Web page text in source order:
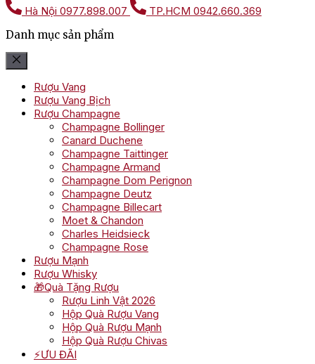
Hà Nội 0977.898.007 TP.HCM 0942.660.369
Danh mục sản phẩm
Rượu Vang
Rượu Vang Bịch
Rượu Champagne
Champagne Bollinger
Canard Duchene
Champagne Taittinger
Champagne Armand
Champagne Dom Perignon
Champagne Deutz
Champagne Billecart
Moet & Chandon
Charles Heidsieck
Champagne Rose
Rượu Mạnh
Rượu Whisky
🎁Quà Tặng Rượu
Rượu Linh Vật 2026
Hộp Quà Rượu Vang
Hộp Quà Rượu Mạnh
Hộp Quà Rượu Chivas
⚡ƯU ĐÃI